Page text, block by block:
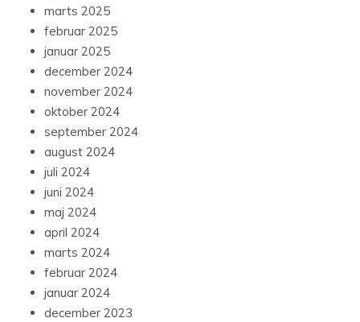
marts 2025
februar 2025
januar 2025
december 2024
november 2024
oktober 2024
september 2024
august 2024
juli 2024
juni 2024
maj 2024
april 2024
marts 2024
februar 2024
januar 2024
december 2023